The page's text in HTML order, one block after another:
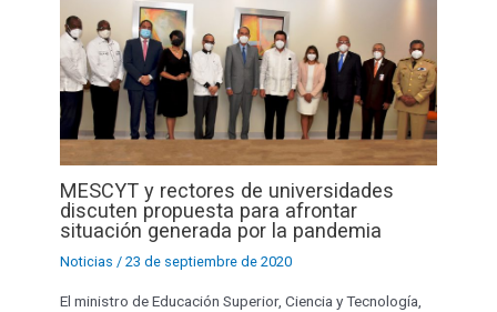
MESCYT y rectores de universidades
discuten propuesta para afrontar
situación generada por la pandemia
Noticias /23 de septiembre de 2020
El ministro de Educación Superior, Ciencia y Tecnología,